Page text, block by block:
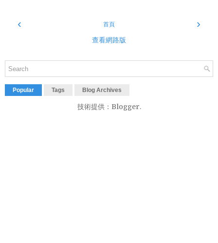
‹ ›
首頁
查看網路版
Popular Tags Blog Archives
技術提供： Blogger.